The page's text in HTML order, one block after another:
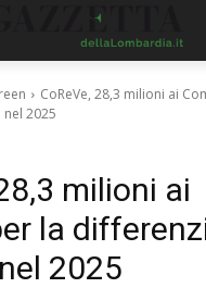
CoReVe, 28,3 milioni ai
2025
milioni ai
la
2025